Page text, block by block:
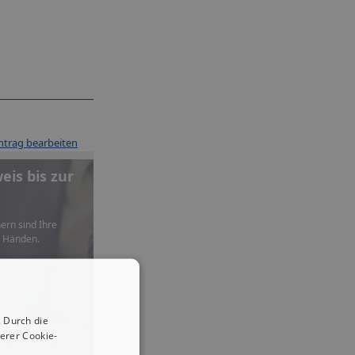
bearbeiten
bis zur
sind Ihre
die
Cookie-